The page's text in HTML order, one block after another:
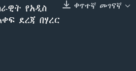
ቀጥተኛ መገናኛ
የአዲስ
ደረጃ በሃረር